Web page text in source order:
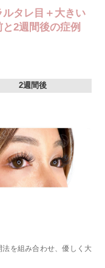
タレ目＋大きい
2週間後の症例
2週間後
を組み合わせ、優しく大